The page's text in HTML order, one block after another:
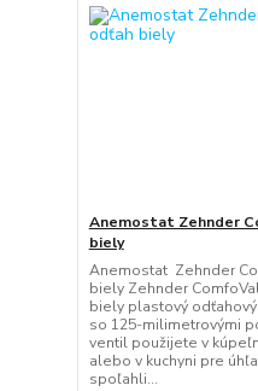
Anemostat Zehnder
biely
Anemostat Zehnder
biely Zehnder
biely plastový
so 125-milimetrovými
ventil použijete v
alebo v kuchyni pre
spoľahli...